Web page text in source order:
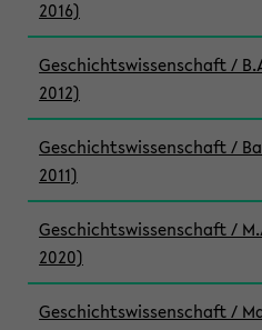
2016)
Geschichtswissenschaft /
2012)
Geschichtswissenschaft /
2011)
Geschichtswissenschaft /
2020)
Geschichtswissenschaft /